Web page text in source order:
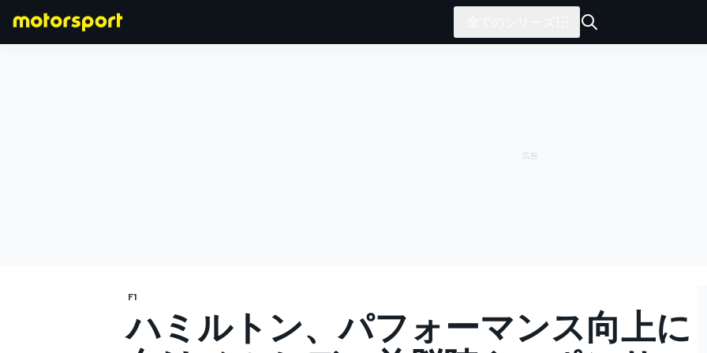
F1
ハミルトン、パフォーマンス向上に